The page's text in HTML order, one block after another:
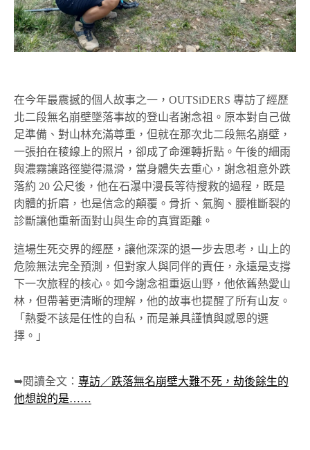
在今年最震撼的個人故事之一，OUTSiDERS 專訪了經歷
北二段無名崩壁墜落事故的登山者謝念祖。原本對自己做
足準備、對山林充滿尊重，但就在那次北二段無名崩壁，
一張拍在稜線上的照片，卻成了命運轉折點。午後的細雨
與濃霧讓路徑變得濕滑，當身體失去重心，謝念祖意外跌
落約 20 公尺後，他在石瀑中漫長等待搜救的過程，既是
肉體的折磨，也是信念的顛覆。骨折、氣胸、腰椎斷裂的
診斷讓他重新面對山與生命的真實距離。
這場生死交界的經歷，讓他深深的退一步去思考，山上的
危險無法完全預測，但對家人與同伴的責任，永遠是支撐
下一次旅程的核心。如今謝念祖重返山野，他依舊熱愛山
林，但帶著更清晰的理解，他的故事也提醒了所有山友。
「熱愛不該是任性的自私，而是兼具謹慎與感恩的選
擇。」
➥閱讀全文： 專訪／跌落無名崩壁大難不死，劫後餘生的
他想說的是……